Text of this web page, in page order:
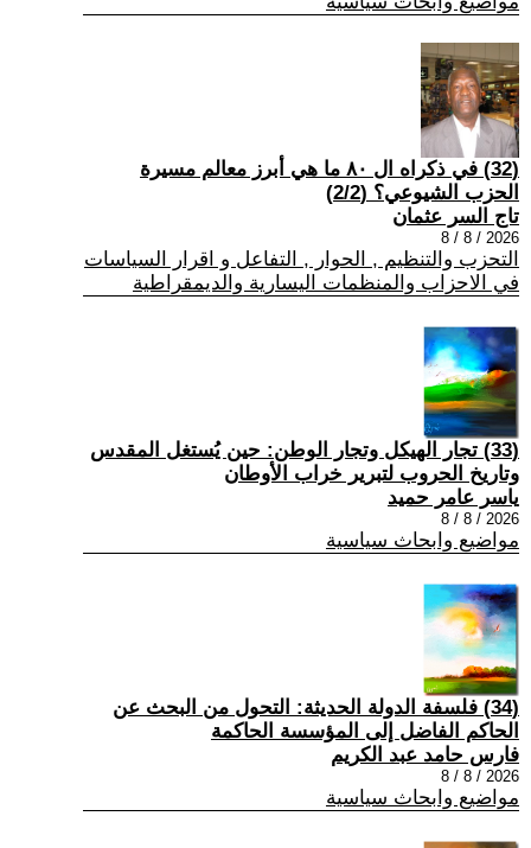
(32) في ذكراه ال ٨٠ ما هي أبرز معالم مسيرة
الحزب الشيوعي؟ (2/2)
تاج السر عثمان
2026 / 8 / 8
التحزب والتنظيم , الحوار , التفاعل و اقرار السياسات
في الاحزاب والمنظمات اليسارية والديمقراطية
(33) تجار الهيكل وتجار الوطن: حين يُستغل المقدس
وتاريخ الحروب لتبرير خراب الأوطان
ياسر عامر حميد
2026 / 8 / 8
مواضيع وابحاث سياسية
(34) فلسفة الدولة الحديثة: التحول من البحث عن
الحاكم الفاضل إلى المؤسسة الحاكمة
فارس حامد عبد الكريم
2026 / 8 / 8
مواضيع وابحاث سياسية